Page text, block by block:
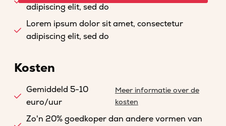
adipiscing elit, sed do
Lorem ipsum dolor sit amet, consectetur
adipiscing elit, sed do
Kosten
Gemiddeld 5-10
euro/uur
Meer informatie over de
kosten
Zo'n 20% goedkoper dan andere vormen van